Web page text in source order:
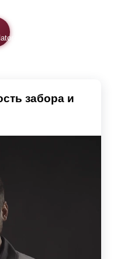
забора и